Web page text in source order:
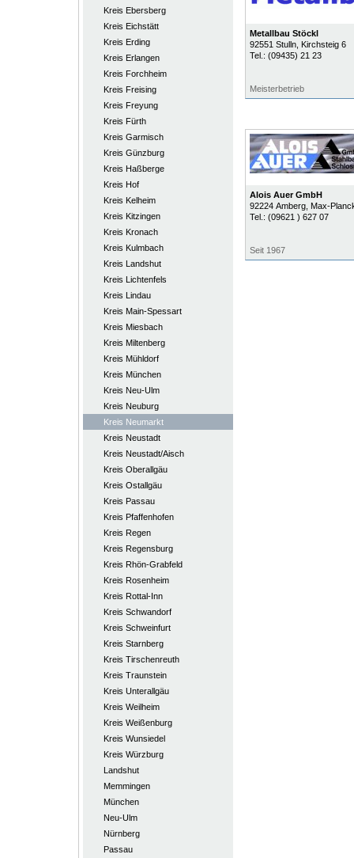
Kreis Ebersberg
Kreis Eichstätt
Kreis Erding
Kreis Erlangen
Kreis Forchheim
Kreis Freising
Kreis Freyung
Kreis Fürth
Kreis Garmisch
Kreis Günzburg
Kreis Haßberge
Kreis Hof
Kreis Kelheim
Kreis Kitzingen
Kreis Kronach
Kreis Kulmbach
Kreis Landshut
Kreis Lichtenfels
Kreis Lindau
Kreis Main-Spessart
Kreis Miesbach
Kreis Miltenberg
Kreis Mühldorf
Kreis München
Kreis Neu-Ulm
Kreis Neuburg
Kreis Neumarkt
Kreis Neustadt
Kreis Neustadt/Aisch
Kreis Oberallgäu
Kreis Ostallgäu
Kreis Passau
Kreis Pfaffenhofen
Kreis Regen
Kreis Regensburg
Kreis Rhön-Grabfeld
Kreis Rosenheim
Kreis Rottal-Inn
Kreis Schwandorf
Kreis Schweinfurt
Kreis Starnberg
Kreis Tirschenreuth
Kreis Traunstein
Kreis Unterallgäu
Kreis Weilheim
Kreis Weißenburg
Kreis Wunsiedel
Kreis Würzburg
Landshut
Memmingen
München
Neu-Ulm
Nürnberg
Passau
Metallbau Stöckl
92551 Stulln, Kirchsteig 6
Tel.: (09435) 21 23
Meisterbetrieb
Alois Auer GmbH
92224 Amberg, Max-
Tel.: (09621 ) 627 07
Seit 1967